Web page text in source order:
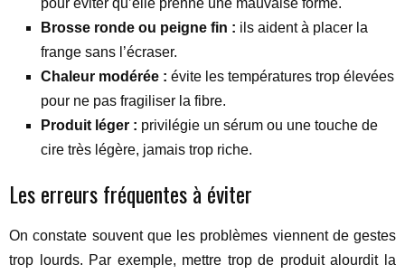
Brosse ronde ou peigne fin : ils aident à placer la
frange sans l’écraser.
Chaleur modérée : évite les températures trop élevées
pour ne pas fragiliser la fibre.
Produit léger : privilégie un sérum ou une touche de
cire très légère, jamais trop riche.
Les erreurs fréquentes à éviter
On constate souvent que les problèmes viennent de gestes
trop lourds. Par exemple, mettre trop de produit alourdit la